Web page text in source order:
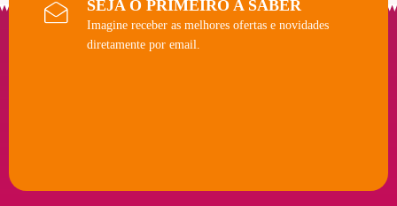
SEJA O PRIMEIRO A SABER
Imagine receber as melhores ofertas e novidades
diretamente por email.